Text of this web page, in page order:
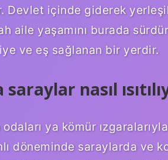
Devlet içinde giderek
aile yaşamını burada
ve eş sağlanan bir yerdir.
nasıl
ya kömür
döneminde saraylarda ve